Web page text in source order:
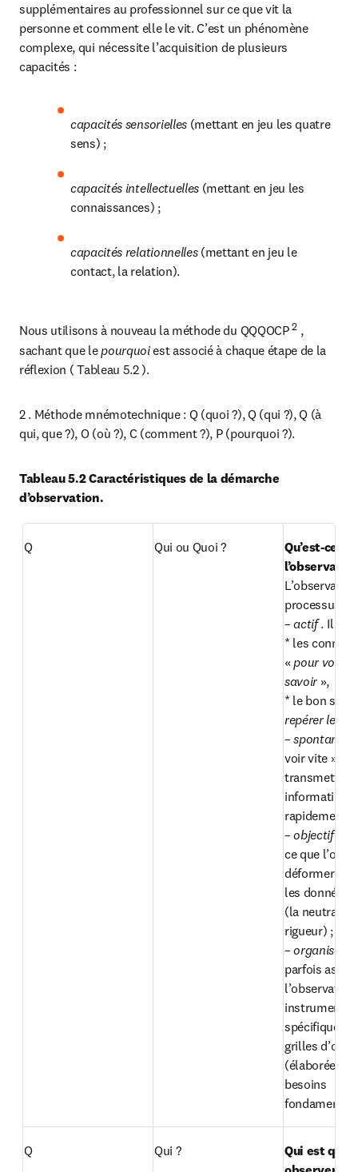
supplémentaires au professionnel sur ce que vit la
personne et comment elle le vit. C’est un phénomène
complexe, qui nécessite l’acquisition de plusieurs
capacités :
capacités sensorielles (mettant en jeu les quatre
sens) ;
capacités intellectuelles (mettant en jeu les
connaissances) ;
capacités relationnelles (mettant en jeu le
contact, la relation).
Nous utilisons à nouveau la méthode du QQQOCP 2 ,
sachant que le pourquoi est associé à chaque étape de la
réflexion ( Tableau 5.2 ).
2 . Méthode mnémotechnique : Q (quoi ?), Q (qui ?), Q (à
qui, que ?), O (où ?), C (comment ?), P (pourquoi ?).
Tableau 5.2 Caractéristiques de la démarche
d’observation.
Q Qui ou Quoi ?
Qu’est-ce
processus
– actif . Il
* les
« pour voir il
savoir »,
* le bon sens
repérer les
– spontané
voir vite » et
transmettre
informations
rapidement ;
– objectif : il
ce que l’on
déformer ni
les données
(la neutralité
rigueur) ;
– organisé
parfois
instruments
spécifiques.
grilles
(élaborées à
besoins
Q Qui ?
Qui est